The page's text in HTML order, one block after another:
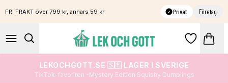
FRI FRAKT över 799 kr, annars 59 kr Privat Företag
LEKOCHGOTT.SE 🇸🇪 LAGER I SVERIGE
TikTok-favoriten -Mystery Edition Squishy Dumplings